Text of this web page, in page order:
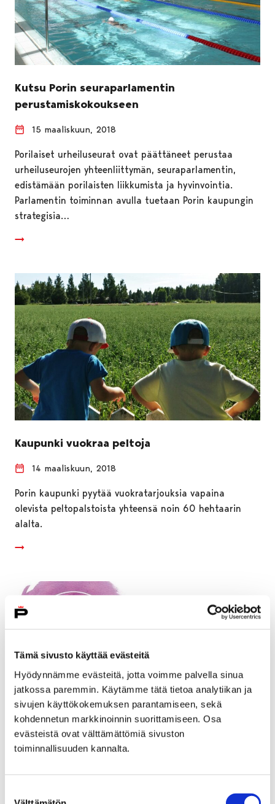
Tämä sivusto käyttää evästeitä
Hyödynnämme evästeitä, jotta voimme palvella sinua
jatkossa paremmin. Käytämme tätä tietoa analytiikan ja
sivujen käyttökokemuksen parantamiseen, sekä
kohdennetun markkinoinnin suorittamiseen. Osa
evästeistä ovat välttämättömiä sivuston
toiminnallisuuden kannalta.
Kutsu Porin seuraparlamentin
perustamiskokoukseen
15 maaliskuun, 2018
Porilaiset urheiluseurat ovat päättäneet perustaa
urheiluseurojen yhteenliittymän, seuraparlamentin,
edistämään porilaisten liikkumista ja hyvinvointia.
Parlamentin toiminnan avulla tuetaan Porin kaupungin
strategisia…
Kaupunki vuokraa peltoja
14 maaliskuun, 2018
Porin kaupunki pyytää vuokratarjouksia vapaina
olevista peltopalstoista yhteensä noin 60 hehtaarin
alalta.
Nuori Pori Harrastaa 2018 - yhdistysten